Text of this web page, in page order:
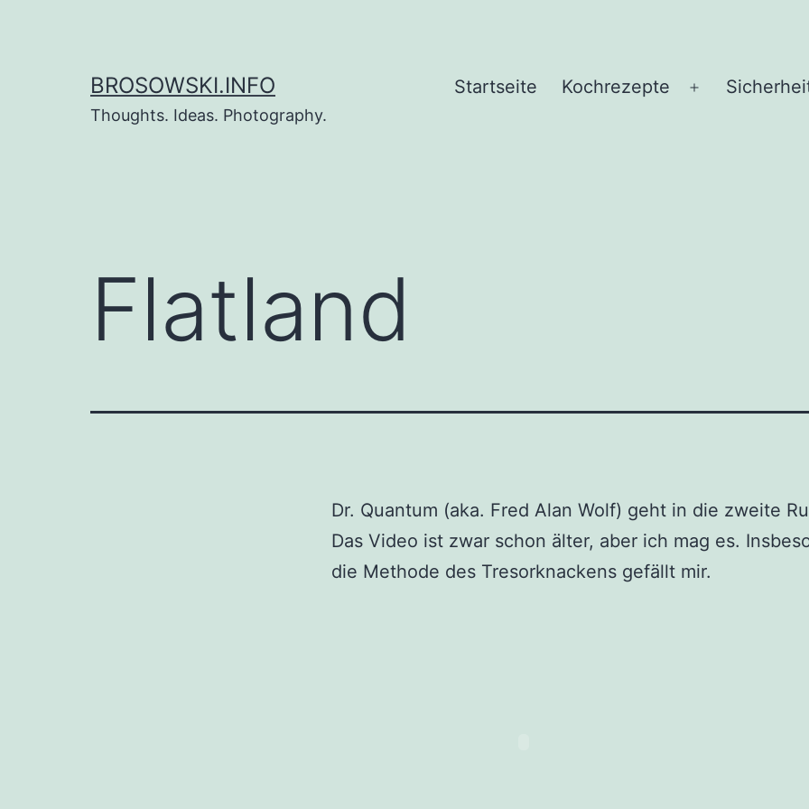
BROSOWSKI.INFO
Thoughts. Ideas. Photography.
Startseite Kochrezepte
Menü
Flatland
Dr. Quantum (aka. Fred Alan Wolf) geht in die zweite
Das Video ist zwar schon älter, aber ich mag es.
die Methode des Tresorknackens gefällt mir.